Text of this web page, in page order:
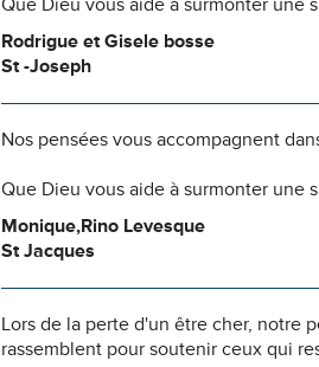
Que Dieu vous aide à surmonter une
Rodrigue et Gisele bosse
St -Joseph
Nos pensées vous accompagnent
Que Dieu vous aide à surmonter une
Monique,Rino Levesque
St Jacques
Lors de la perte d'un être cher, notre
rassemblent pour soutenir ceux qui